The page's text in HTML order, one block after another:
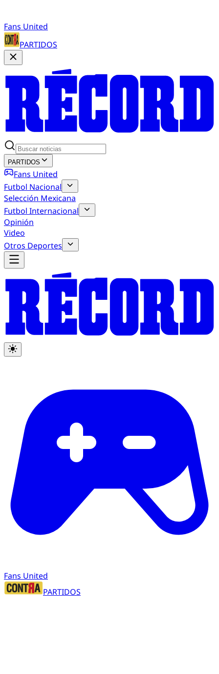
Fans United
PARTIDOS
PARTIDOS
Fans United
Futbol Nacional
Selección Mexicana
Futbol Internacional
Opinión
Video
Otros Deportes
Fans United
PARTIDOS